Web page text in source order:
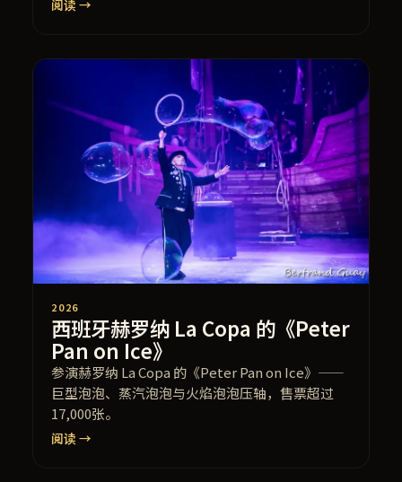
阅读 →
2026
西班牙赫罗纳 La Copa 的《Peter
Pan on Ice》
参演赫罗纳 La Copa 的《Peter Pan on Ice》——
巨型泡泡、蒸汽泡泡与火焰泡泡压轴，售票超过
17,000张。
阅读 →